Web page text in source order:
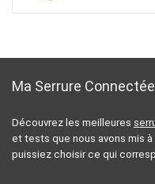
Ma Serrure Connectée
Découvrez les meilleures
et tests que nous avons mis
puissiez choisir ce qui